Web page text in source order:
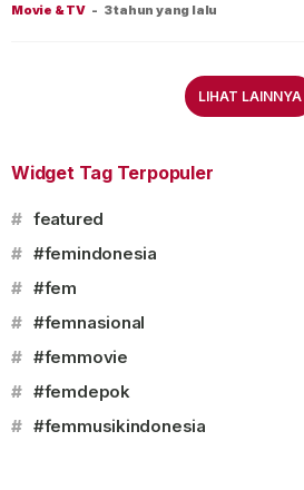
Movie & TV - 3 tahun yang lalu
LIHAT LAINNYA
Widget Tag Terpopuler
# featured
# #femindonesia
# #fem
# #femnasional
# #femmovie
# #femdepok
# #femmusikindonesia